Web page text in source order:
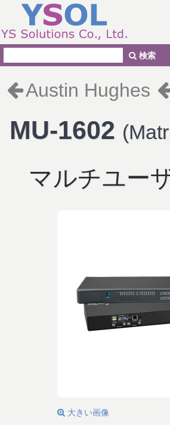
Austin Hughes
MU-1602
マルチユー
大きい画像
検索